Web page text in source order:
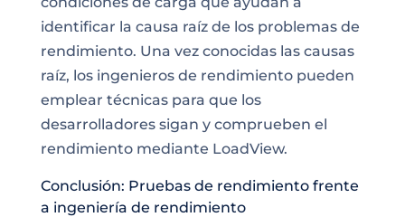
identificar la causa raíz de los problemas de
rendimiento. Una vez conocidas las causas
raíz, los ingenieros de rendimiento pueden
emplear técnicas para que los
desarrolladores sigan y comprueben el
rendimiento mediante LoadView.
Conclusión: Pruebas de rendimiento frente
a ingeniería de rendimiento